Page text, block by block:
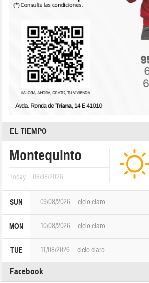
EL TIEMPO
Montequinto
Today 08/08/2026
SUN 09/08/2026 cielo claro
MON 10/08/2026 cielo claro
TUE 11/08/2026 cielo claro
Facebook